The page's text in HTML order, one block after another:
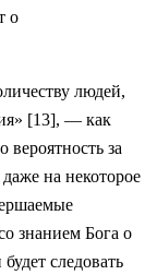
о
людей,
[13], — как
вероятность за
на некоторое
знанием Бога о
следовать